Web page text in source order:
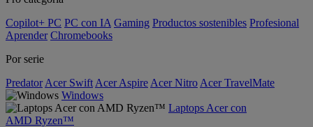
Copilot+ PC PC con IA Gaming Productos sostenibles Profesional
Aprender Chromebooks
Por serie
Predator Acer Swift Acer Aspire Acer Nitro Acer TravelMate
Windows
Laptops Acer con
AMD Ryzen™